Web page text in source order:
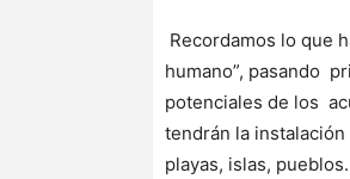
Recordamos lo que
humano”, pasando
potenciales de los
tendrán la
playas, islas,